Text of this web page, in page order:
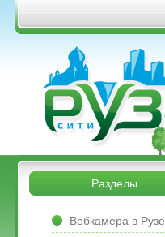
Перейти к основному содержанию
&bsps;
&bsps;
Разделы
Вебкамера в Рузе